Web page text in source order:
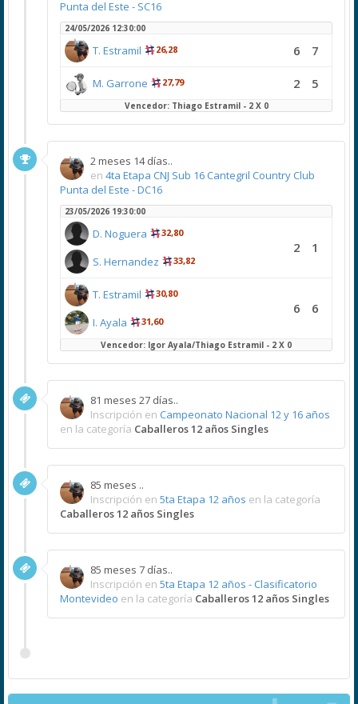
Punta del Este - SC16
24/05/2026 12:30:00
T. Estramil 26,28 6 7
M. Garrone 27,79 2 5
Vencedor: Thiago Estramil - 2 X 0
2 meses 14 días..
en 4ta Etapa CNJ Sub 16 Cantegril Country Club
Punta del Este - DC16
23/05/2026 19:30:00
D. Noguera 32,80
S. Hernandez 33,82
2 1
T. Estramil 30,80
I. Ayala 31,60
6 6
Vencedor: Igor Ayala/Thiago Estramil - 2 X 0
81 meses 27 días..
Inscripción en Campeonato Nacional 12 y 16 años
en la categoría Caballeros 12 años Singles
85 meses ..
Inscripción en 5ta Etapa 12 años en la categoría
Caballeros 12 años Singles
85 meses 7 días..
Inscripción en 5ta Etapa 12 años - Clasificatorio
Montevideo en la categoría Caballeros 12 años Singles